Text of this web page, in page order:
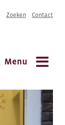
Zoeken Contact
Menu